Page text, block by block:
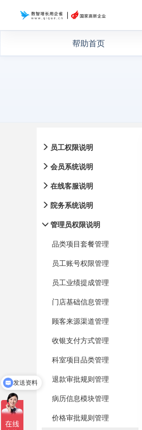
帮助首页
员工权限说明
会员系统说明
在线客服说明
院务系统说明
管理员权限说明
品类项目套餐管理
员工账号权限管理
员工业绩提成管理
门店基础信息管理
顾客来源渠道管理
收银支付方式管理
科室项目品类管理
退款审批规则管理
病历信息模块管理
价格审批规则管理
发送资料